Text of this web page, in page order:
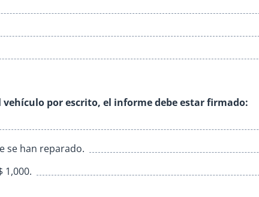
por escrito, el informe debe estar firmado:
se han reparado.
1,000.